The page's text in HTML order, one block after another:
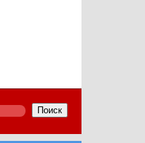
Поиск